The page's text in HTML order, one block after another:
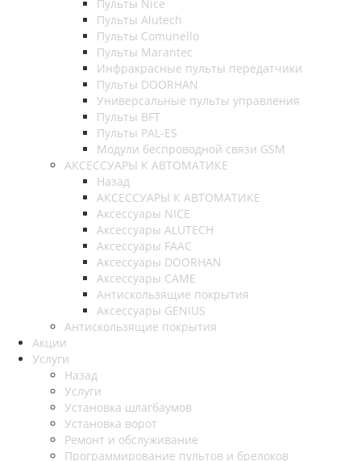
Пульты Nice
Пульты Alutech
Пульты Сomunello
Пульты Marantec
Инфракрасные пульты передатчики
Пульты DOORHAN
Универсальные пульты управления
Пульты BFT
Пульты PAL-ES
Модули беспроводной связи GSM
АКСЕССУАРЫ К АВТОМАТИКЕ
Назад
АКСЕССУАРЫ К АВТОМАТИКЕ
Аксессуары NICE
Аксессуары ALUTECH
Аксессуары FAAC
Аксессуары DOORHAN
Аксессуары CAME
Антискользящие покрытия
Аксессуары GENIUS
Антискользящие покрытия
Акции
Услуги
Назад
Услуги
Установка шлагбаумов
Установка ворот
Ремонт и обслуживание
Программирование пультов и брелоков